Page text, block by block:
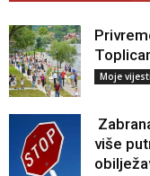
Moje vijesti
više